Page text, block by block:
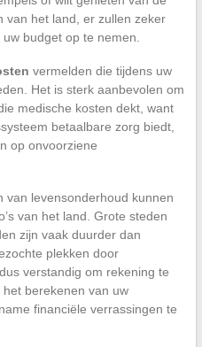
van het land, er zullen zeker
budget op te nemen.
vermelden die tijdens uw
Het is sterk aanbevolen om
medische kosten dekt, want
betaalbare zorg biedt,
op onvoorziene
van levensonderhoud kunnen
van het land. Grote steden
zijn vaak duurder dan
plekken door
verstandig om rekening te
berekenen van uw
financiële verrassingen te